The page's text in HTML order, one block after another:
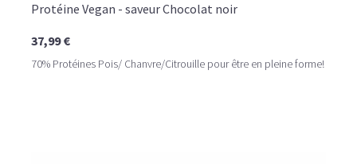
Protéine Vegan - saveur Chocolat noir
37,99 €
70% Protéines Pois/ Chanvre/Citrouille pour être en pleine forme!